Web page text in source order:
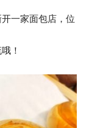
一家面包店，位
！